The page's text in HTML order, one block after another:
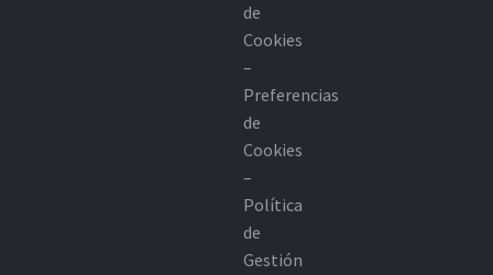
de
Cookies
–
Preferencias
de
Cookies
–
Política
de
Gestión